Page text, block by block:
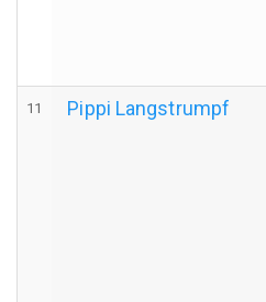
11 Pippi Langstrumpf